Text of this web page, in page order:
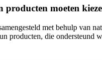
moeten
met behulp van
producten, die ondersteund